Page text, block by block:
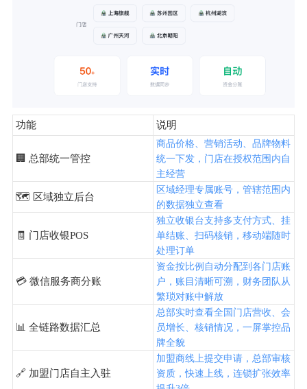
功能 说明
🏢 总部统一管控
商品价格、营销活动、品牌物料
统一下发，门店在授权范围内自
主经营
🗺️ 区域独立后台
区域经理专属账号，管辖范围内
的数据独立查看
🧾 门店收银POS
独立收银台支持多支付方式、挂
单结账、扫码核销，移动端随时
处理订单
💳 微信服务商分账
资金按比例自动分配到各门店账
户，账目清晰可溯，财务团队从
繁琐对账中解放
📊 全链路数据汇总
总部实时查看全国门店营收、会
员增长、核销情况，一屏掌控品
牌全貌
🔗 加盟门店自主入驻
加盟商线上提交申请，总部审核
资质，快速上线，连锁扩张效率